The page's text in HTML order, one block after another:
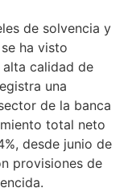
de solvencia y
ha visto
calidad de
una
de la banca
total neto
desde junio de
provisiones de